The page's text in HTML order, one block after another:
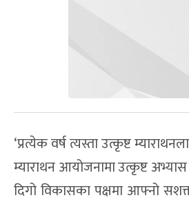
‘प्रत्येक वर्ष त्यस्ता उत्कृष्ट
म्याराथन आयोजनामा उत्कृष्ट
दिगो विकासका पक्षमा आफ्नो